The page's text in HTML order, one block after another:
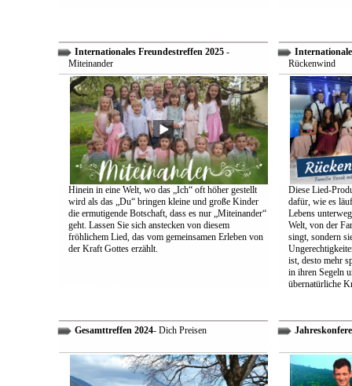
Internationales Freundestreffen 2025-
Miteinander
Hinein in eine Welt, wo das „Ich“ oft höher gestellt
wird als das „Du“ bringen kleine und große Kinder
die ermutigende Botschaft, dass es nur „Miteinander“
geht. Lassen Sie sich anstecken von diesem
fröhlichem Lied, das vom gemeinsamen Erleben von
der Kraft Gottes erzählt.
Rückenwind
Diese Lied-
dafür, wie es
Lebens
Welt, von der
singt, sondern
ist, desto mehr
in ihren Segeln
übernatürliche
Gesamttreffen 2024- Dich Preisen